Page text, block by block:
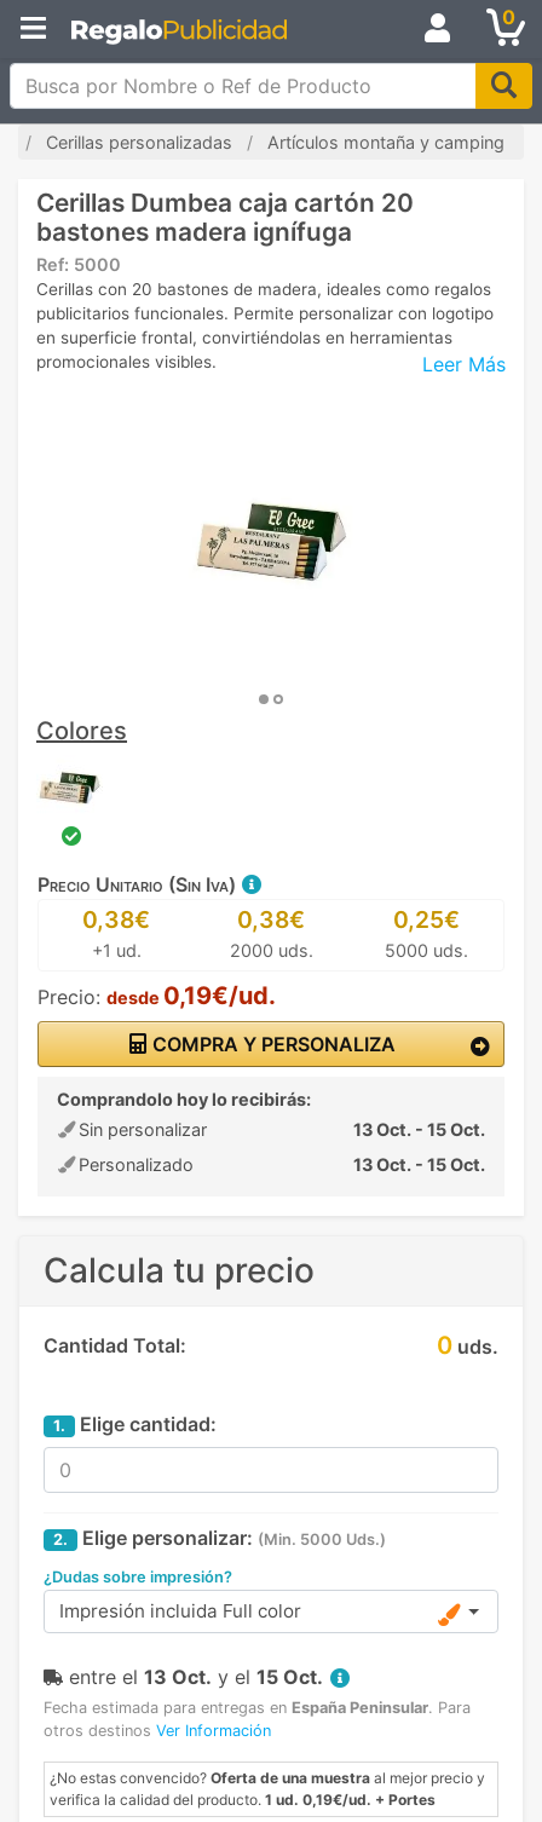
0
Busca por Nombre o Ref de Producto
Cerillas personalizadas Artículos montaña y camping
Cerillas Dumbea caja cartón 20
bastones madera ignífuga
Ref: 5000
Leer Más
Cerillas con 20 bastones de madera, ideales como regalos
publicitarios funcionales. Permite personalizar con logotipo
en superficie frontal, convirtiéndolas en herramientas
promocionales visibles.
Colores
Precio Unitario (Sin Iva)
0,38€
+1 ud.
0,38€
2000 uds.
0,25€
5000 uds.
Precio: desde 0,19€/ud.
COMPRA Y PERSONALIZA
Comprandolo hoy lo recibirás:
Sin personalizar
13 Oct. - 15 Oct.
Personalizado
13 Oct. - 15 Oct.
Calcula tu precio
Cantidad Total: 0 uds.
1. Elige cantidad:
2. Elige personalizar: (Min. 5000 Uds.)
¿Dudas sobre impresión?
Impresión incluida Full color
entre el 13 Oct. y el 15 Oct.
Fecha estimada para entregas en España Peninsular. Para
otros destinos Ver Información
¿No estas convencido? Oferta de una muestra al mejor precio y
verifica la calidad del producto. 1 ud. 0,19€/ud. + Portes